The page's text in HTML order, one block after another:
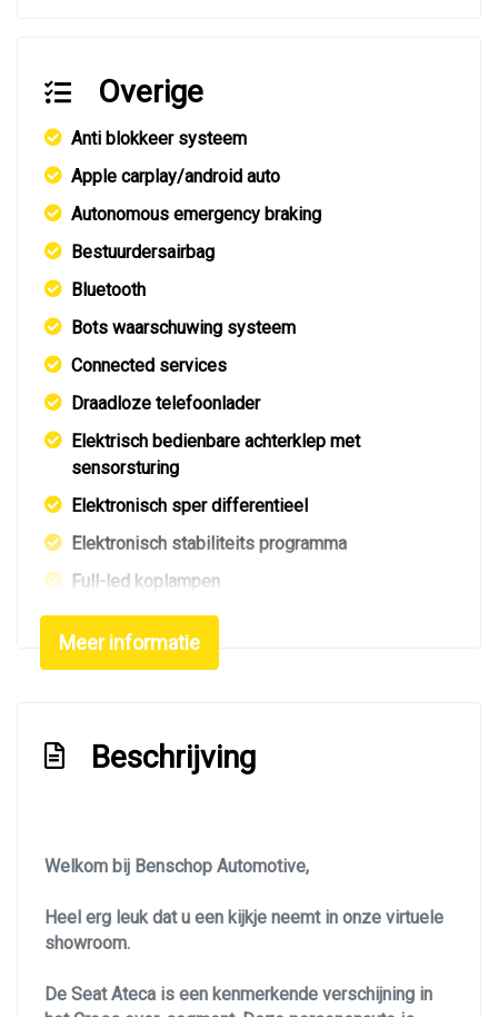
Overige
Anti blokkeer systeem
Apple carplay/android auto
Autonomous emergency braking
Bestuurdersairbag
Bluetooth
Bots waarschuwing systeem
Connected services
Draadloze telefoonlader
Elektrisch bedienbare achterklep met
sensorsturing
Elektronisch sper differentieel
Elektronisch stabiliteits programma
Full-led koplampen
Hoofd airbag(s) achter
Hoofd airbag(s) voor
Knie airbag(s)
Rondomzicht camera
Vervolgbotsing preventie
Meer informatie
Beschrijving
Welkom bij Benschop Automotive,
Heel erg leuk dat u een kijkje neemt in onze virtuele
showroom.
De Seat Ateca is een kenmerkende verschijning in